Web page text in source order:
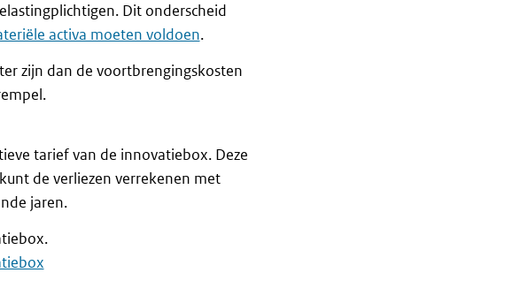
Dit onderscheid
activa moeten voldoen.
zijn dan de voortbrengingskosten
tarief van de innovatiebox. Deze
de verliezen verrekenen met
jaren.